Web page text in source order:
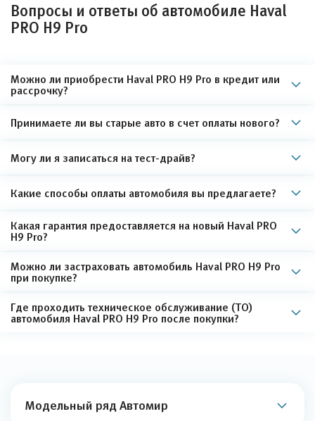
Вопросы и ответы об автомобиле Haval
PRO H9 Pro
Можно ли приобрести Haval PRO H9 Pro в кредит или
рассрочку?
Принимаете ли вы старые авто в счет оплаты нового?
Могу ли я записаться на тест-драйв?
Какие способы оплаты автомобиля вы предлагаете?
Какая гарантия предоставляется на новый Haval PRO
H9 Pro?
Можно ли застраховать автомобиль Haval PRO H9 Pro
при покупке?
Где проходить техническое обслуживание (ТО)
автомобиля Haval PRO H9 Pro после покупки?
Модельный ряд Автомир